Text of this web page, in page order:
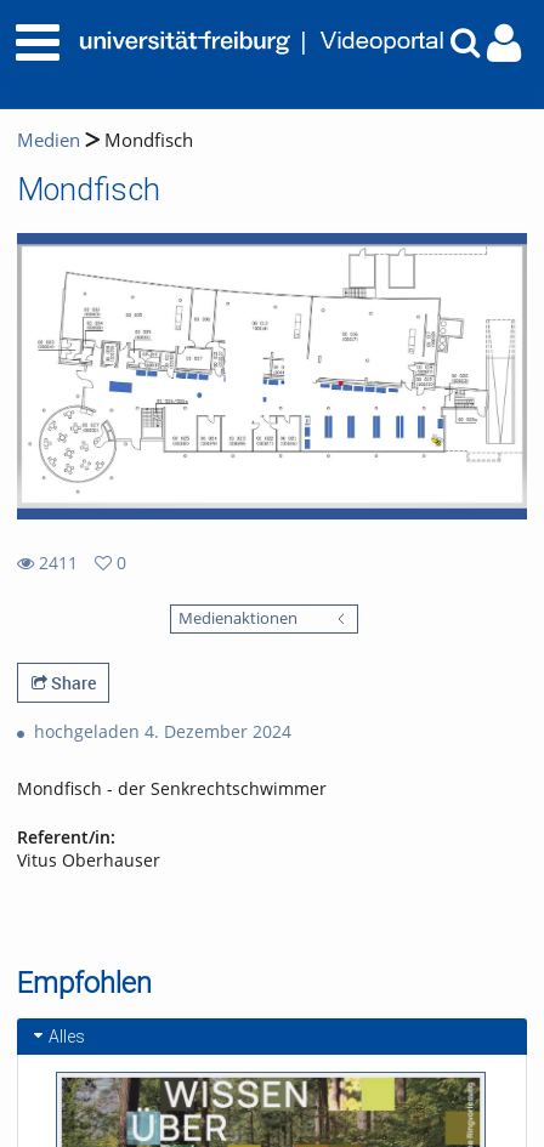
Medien Mondfisch
Mondfisch
2411
0
Medienaktionen
Share
hochgeladen 4. Dezember 2024
Mondfisch - der Senkrechtschwimmer
Referent/in:
Vitus Oberhauser
Empfohlen
Alles